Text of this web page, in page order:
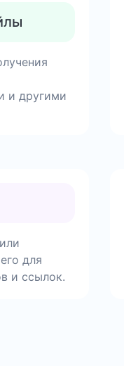
и другими
для
и ссылок.